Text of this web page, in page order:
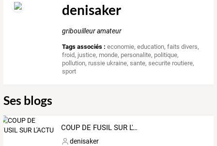
denisaker
gribouilleur amateur
Tags associés : economie,education,faits divers,
froid, justice, monde, personalite, politique,
pollution, russie ukraine,sante,securite routiere,
sport
Ses blogs
COUP DE FUSIL SUR L'ACTU
denisaker